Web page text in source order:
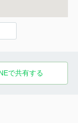
で共有する